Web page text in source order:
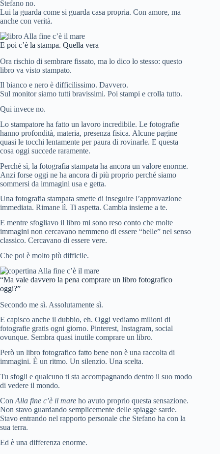
Stefano no.
Lui la guarda come si guarda casa propria. Con amore, ma
anche con verità.
E poi c’è la stampa. Quella vera
Ora rischio di sembrare fissato, ma lo dico lo stesso: questo
libro va visto stampato.
Il bianco e nero è difficilissimo. Davvero.
Sul monitor siamo tutti bravissimi. Poi stampi e crolla tutto.
Qui invece no.
Lo stampatore ha fatto un lavoro incredibile. Le fotografie
hanno profondità, materia, presenza fisica. Alcune pagine
quasi le tocchi lentamente per paura di rovinarle. E questa
cosa oggi succede raramente.
Perché sì, la fotografia stampata ha ancora un valore enorme.
Anzi forse oggi ne ha ancora di più proprio perché siamo
sommersi da immagini usa e getta.
Una fotografia stampata smette di inseguire l’approvazione
immediata. Rimane lì. Ti aspetta. Cambia insieme a te.
E mentre sfogliavo il libro mi sono reso conto che molte
immagini non cercavano nemmeno di essere “belle” nel senso
classico. Cercavano di essere vere.
Che poi è molto più difficile.
“Ma vale davvero la pena comprare un libro fotografico
oggi?”
Secondo me sì. Assolutamente sì.
E capisco anche il dubbio, eh. Oggi vediamo milioni di
fotografie gratis ogni giorno. Pinterest, Instagram, social
ovunque. Sembra quasi inutile comprare un libro.
Però un libro fotografico fatto bene non è una raccolta di
immagini. È un ritmo. Un silenzio. Una scelta.
Tu sfogli e qualcuno ti sta accompagnando dentro il suo modo
di vedere il mondo.
Con Alla fine c’è il mare ho avuto proprio questa sensazione.
Non stavo guardando semplicemente delle spiagge sarde.
Stavo entrando nel rapporto personale che Stefano ha con la
sua terra.
Ed è una differenza enorme.